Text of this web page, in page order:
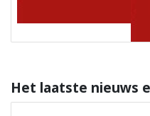
Het laatste nieuws